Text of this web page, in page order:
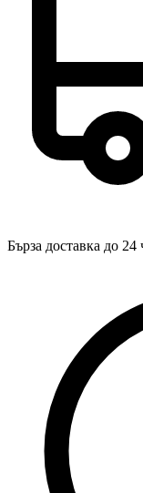
Бърза доставка до 24